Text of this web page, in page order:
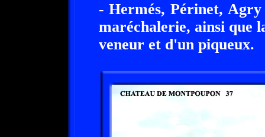
- Hermés, Périnet, Agry
maréchalerie, ainsi que
veneur et d'un piqueux.